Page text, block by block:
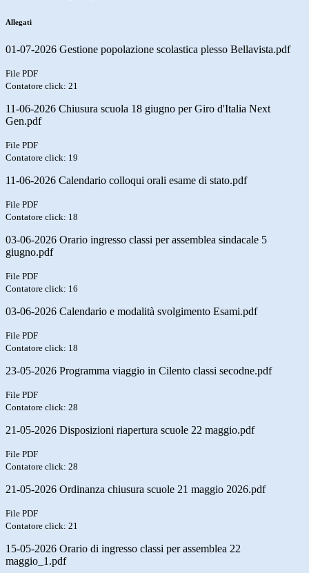
Allegati
01-07-2026 Gestione popolazione scolastica plesso Bellavista.pdf
File PDF
Contatore click: 21
11-06-2026 Chiusura scuola 18 giugno per Giro d'Italia Next
Gen.pdf
File PDF
Contatore click: 19
11-06-2026 Calendario colloqui orali esame di stato.pdf
File PDF
Contatore click: 18
03-06-2026 Orario ingresso classi per assemblea sindacale 5
giugno.pdf
File PDF
Contatore click: 16
03-06-2026 Calendario e modalità svolgimento Esami.pdf
File PDF
Contatore click: 18
23-05-2026 Programma viaggio in Cilento classi secodne.pdf
File PDF
Contatore click: 28
21-05-2026 Disposizioni riapertura scuole 22 maggio.pdf
File PDF
Contatore click: 28
21-05-2026 Ordinanza chiusura scuole 21 maggio 2026.pdf
File PDF
Contatore click: 21
15-05-2026 Orario di ingresso classi per assemblea 22
maggio_1.pdf